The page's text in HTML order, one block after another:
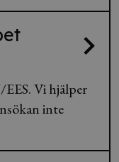
Vi hjälper
inte